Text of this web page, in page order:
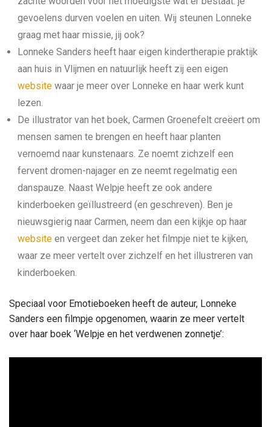
gevoelens durven voelen en uiten. Wij steunen Lonneke
graag met haar missie, jij ook?
Lonneke Sanders heeft haar eigen kindertherapie praktijk
aan huis in Vlijmen en natuurlijk heeft zij een eigen
website waar je meer over Lonneke en haar werk kunt
lezen.
De illustrator van het boek, Carmen Groenefelt creëert om
mensen samen te brengen en heeft haar planten
vernoemd naar kunstenaars. Ze noemt zichzelf een
fervent dromen-najager en ze neemt regelmatig een
danspauze. Naast Welpje heeft ze ook andere
kinderboeken geïllustreerd (en geschreven). Ben je
nieuwsgierig naar Carmen, neem dan een kijkje op haar
website en vergeet dan zeker het filmpje niet te kijken,
waar ze meer vertelt over zichzelf en het illustreren van
kinderboeken.
Speciaal voor Emotieboeken heeft de auteur, Lonneke
Sanders een filmpje opgenomen, waarin ze meer vertelt
over haar boek ‘Welpje en het verdwenen zonnetje’: